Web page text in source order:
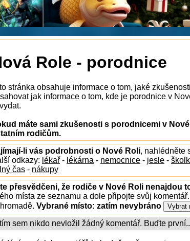
Role - porodnice
stránka obsahuje informace o tom, jaké
jak informace o tom, kde je porodnice v
máte sami zkušenosti s porodnicemi v
rodičům.
li vás podrobnosti o Nové Roli, nahlédněte
odkazy: lékař - lékárna - nemocnice - jesle -
čas - nákupy
přesvědčeni, že rodiče v Nové Roli nenajdou
místa ze seznamu a dole připojte svůj
Vybrané místo: zatím nevybráno
sem nikdo nevložil žádný komentář. Buďte